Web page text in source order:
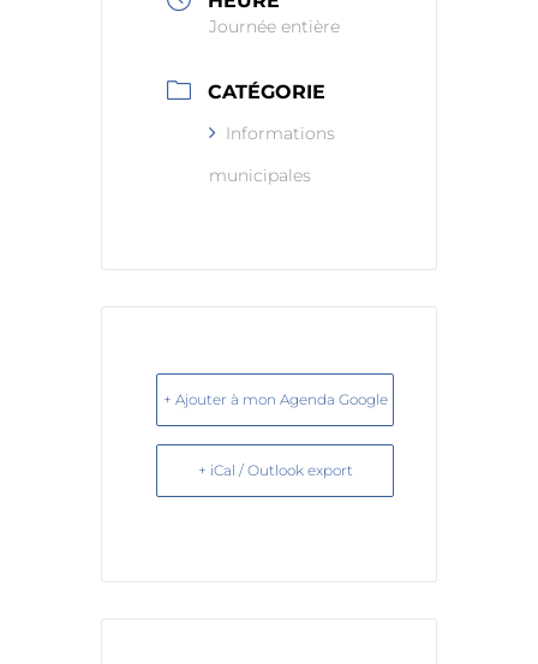
Journée entière
CATÉGORIE
Informations
municipales
+ Ajouter à mon Agenda Google
+ iCal / Outlook export